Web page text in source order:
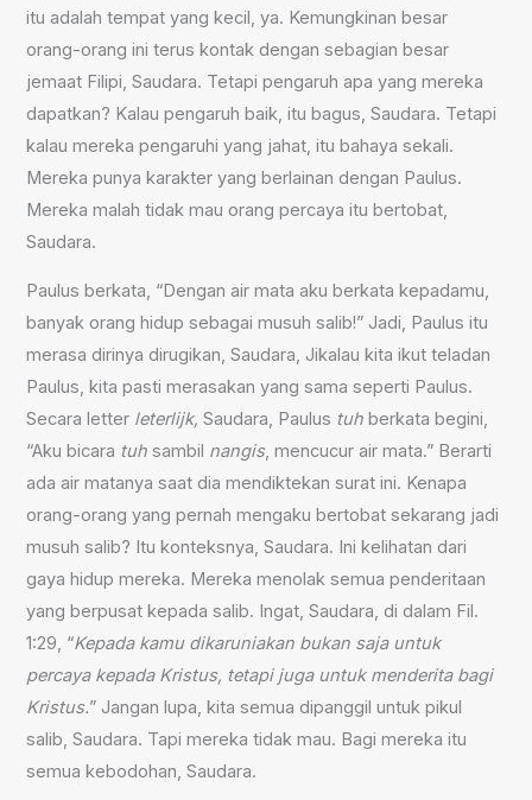
itu adalah tempat yang kecil, ya. Kemungkinan besar
orang-orang ini terus kontak dengan sebagian besar
jemaat Filipi, Saudara. Tetapi pengaruh apa yang mereka
dapatkan? Kalau pengaruh baik, itu bagus, Saudara. Tetapi
kalau mereka pengaruhi yang jahat, itu bahaya sekali.
Mereka punya karakter yang berlainan dengan Paulus.
Mereka malah tidak mau orang percaya itu bertobat,
Saudara.
Paulus berkata, “Dengan air mata aku berkata kepadamu,
banyak orang hidup sebagai musuh salib!” Jadi, Paulus itu
merasa dirinya dirugikan, Saudara, Jikalau kita ikut teladan
Paulus, kita pasti merasakan yang sama seperti Paulus.
Secara letter leterlijk, Saudara, Paulus tuh berkata begini,
“Aku bicara tuh sambil nangis, mencucur air mata.” Berarti
ada air matanya saat dia mendiktekan surat ini. Kenapa
orang-orang yang pernah mengaku bertobat sekarang jadi
musuh salib? Itu konteksnya, Saudara. Ini kelihatan dari
gaya hidup mereka. Mereka menolak semua penderitaan
yang berpusat kepada salib. Ingat, Saudara, di dalam Fil.
1:29, “Kepada kamu dikaruniakan bukan saja untuk
percaya kepada Kristus, tetapi juga untuk menderita bagi
Kristus.” Jangan lupa, kita semua dipanggil untuk pikul
salib, Saudara. Tapi mereka tidak mau. Bagi mereka itu
semua kebodohan, Saudara.